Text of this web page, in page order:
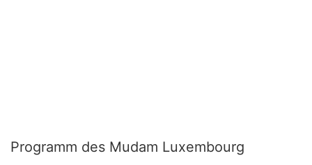
Programm des Mudam Luxembourg